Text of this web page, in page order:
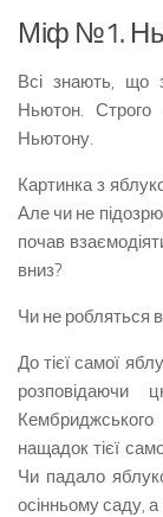
Міф №1.
Всі знають, що
Ньютон. Строго
Ньютону.
Картинка з
Але чи не
почав
вниз?
Чи не робляться
До тієї самої
нащадок тієї
Чи падало
осінньому саду, а